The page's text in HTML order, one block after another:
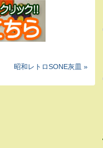
昭和レトロSONE灰皿 »